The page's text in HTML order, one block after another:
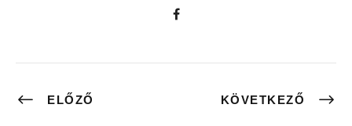
ELŐZŐ KÖVETKEZŐ